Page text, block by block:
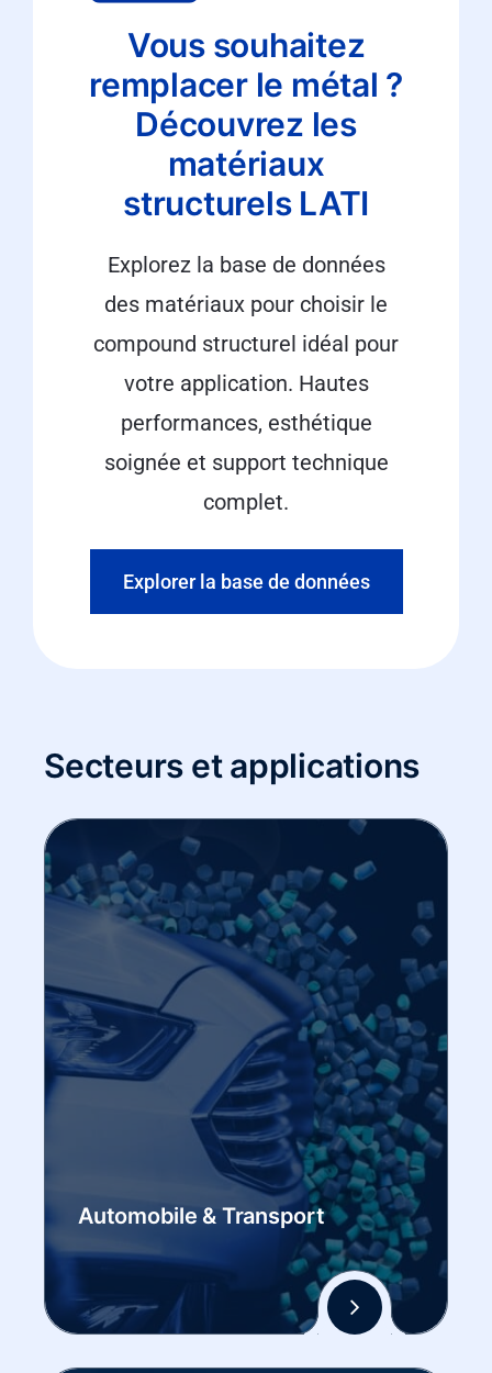
Vous souhaitez
remplacer le métal ?
Découvrez les
matériaux
structurels LATI
Explorez la base de données
des matériaux pour choisir le
compound structurel idéal pour
votre application. Hautes
performances, esthétique
soignée et support technique
complet.
Explorer la base de données
Secteurs et applications
Automobile & Transport